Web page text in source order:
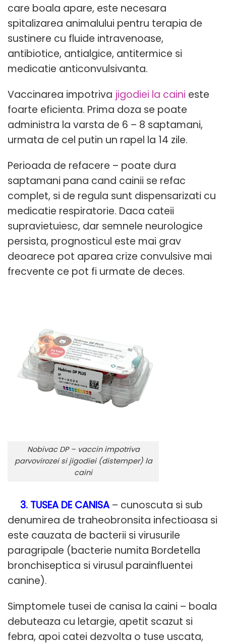
care boala apare, este necesara
spitalizarea animalului pentru terapia de
sustinere cu fluide intravenoase,
antibiotice, antialgice, antitermice si
medicatie anticonvulsivanta.
Vaccinarea impotriva jigodiei la caini este
foarte eficienta. Prima doza se poate
administra la varsta de 6 – 8 saptamani,
urmata de cel putin un rapel la 14 zile.
Perioada de refacere – poate dura
saptamani pana cand cainii se refac
complet, si de regula sunt dispensarizati cu
medicatie respiratorie. Daca cateii
supravietuiesc, dar semnele neurologice
persista, prognosticul este mai grav
deoarece pot aparea crize convulsive mai
frecvente ce pot fi urmate de deces.
Nobivac DP – vaccin impotriva
parvovirozei si jigodiei (distemper) la
caini
3. TUSEA DE CANISA – cunoscuta si sub
denumirea de traheobronsita infectioasa si
este cauzata de bacterii si virusurile
paragripale (bacterie numita Bordetella
bronchiseptica si virusul parainfluentei
canine).
Simptomele tusei de canisa la caini – boala
debuteaza cu letargie, apetit scazut si
febra, apoi catei dezvolta o tuse uscata,